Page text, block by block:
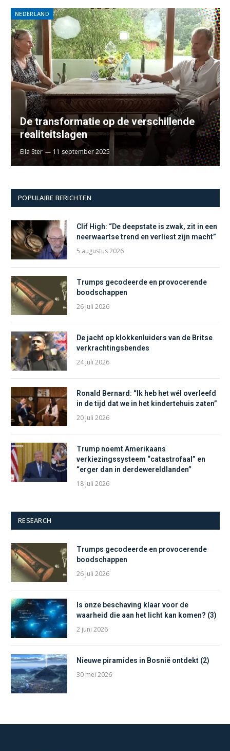
NEDERLAND
De transformatie op de verschillende
realiteitslagen
Ella Ster 11 september 2025
POPULAIRE BERICHTEN
Clif High: “De deepstate is zwak, zit in een
neerwaartse trend en verliest zijn macht”
5 augustus 2026
Trumps gecodeerde en provocerende
boodschappen
26 juli 2026
De jacht op klokkenluiders van de Britse
verkrachtingsbendes
24 juli 2026
Ronald Bernard: “Ik heb het wél overleefd
in de tijd dat we in het kindertehuis zaten”
20 juli 2026
Trump noemt Amerikaans
verkiezingssysteem “catastrofaal” en
“erger dan in derdewereldlanden”
18 juli 2026
RESEARCH
Trumps gecodeerde en provocerende
boodschappen
26 juli 2026
Is onze beschaving klaar voor de
waarheid die aan het licht kan komen? (3)
2 juni 2026
Nieuwe piramides in Bosnië ontdekt (2)
30 mei 2026